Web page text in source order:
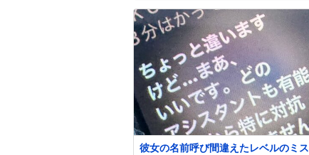
数
ス
ト
ね
数
彼女の名前呼び間違えたレベルのミス